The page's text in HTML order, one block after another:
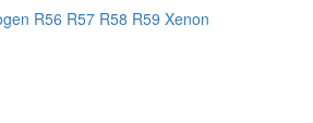
R56 R57 R58 R59 Xenon